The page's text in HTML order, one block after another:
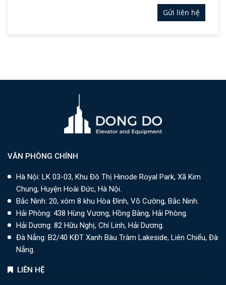
Gửi liên hệ
VĂN PHÒNG CHÍNH
Hà Nội: LK 03-03, Khu Đô Thị Hinode Royal Park, Xã Kim
Chung, Huyện Hoài Đức, Hà Nội.
Bắc Ninh: 20, xóm 8 khu Hòa Đình, Võ Cường, Bắc Ninh.
Hải Phòng: 438 Hùng Vương, Hồng Bàng, Hải Phòng.
Hải Dương: 82 Hữu Nghị, Chí Linh, Hải Dương.
Đà Nẵng: B2/40 KĐT Xanh Bàu Tràm Lakeside, Liên Chiểu, Đà
Nẵng.
LIÊN HỆ